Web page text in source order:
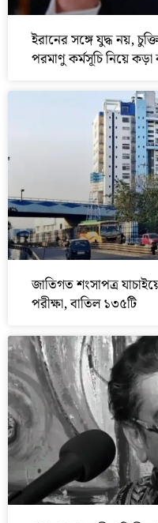
ইরানের সঙ্গে যুদ্ধ নয়,
পরমাণু কর্মসূচি নিয়ে কড়া
জাতিগত শংসাপত্র
পরীক্ষা, বাতিল ১৩৫টি